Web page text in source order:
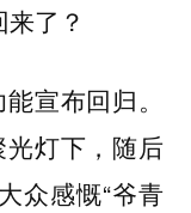
了？
宣布回归。
灯下，随后
众感慨“爷青